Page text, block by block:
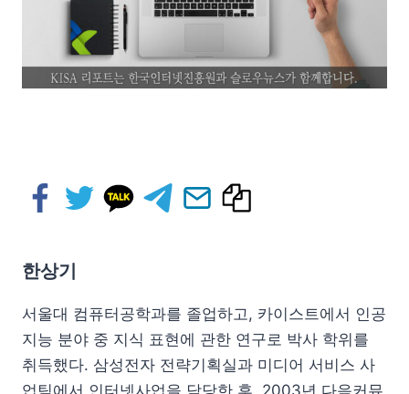
한상기
서울대 컴퓨터공학과를 졸업하고, 카이스트에서 인공
지능 분야 중 지식 표현에 관한 연구로 박사 학위를
취득했다. 삼성전자 전략기획실과 미디어 서비스 사
업팀에서 인터넷사업을 담당한 후, 2003년 다음커뮤